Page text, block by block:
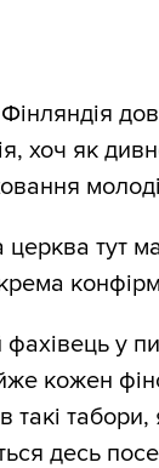
хоч як
тут
у
кожен
такі табори,
десь